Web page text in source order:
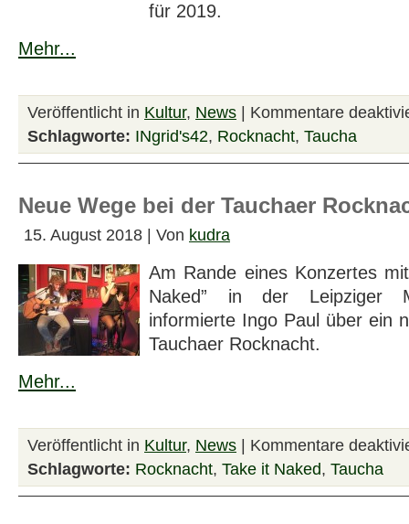
für 2019.
Mehr...
Veröffentlicht in Kultur, News
Kommentare
Schlagworte: INgrid's42, Rocknacht, Taucha
Neue Wege bei der Tauchaer
15. August 2018 | Von kudra
Am Rande eines Konzertes
Naked” in der Leipziger
informierte Ingo Paul über ein
Tauchaer Rocknacht.
Mehr...
Veröffentlicht in Kultur, News | Kommentare
Schlagworte: Rocknacht, Take it Naked, Taucha